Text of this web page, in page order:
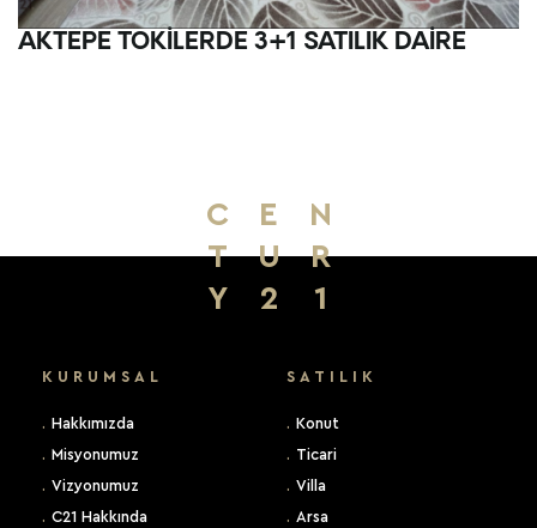
AKTEPE TOKİLERDE 3+1 SATILIK DAİRE
C E
N
T
U
R
Y
2 1
KURUMSAL
. Hakkımızda
. Misyonumuz
. Vizyonumuz
. C21 Hakkında
SATILIK
. Konut
. Ticari
. Villa
. Arsa